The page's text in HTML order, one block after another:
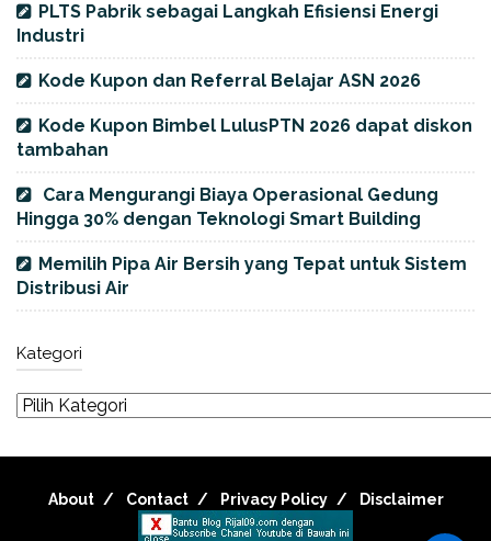
PLTS Pabrik sebagai Langkah Efisiensi Energi
Industri
Kode Kupon dan Referral Belajar ASN 2026
Kode Kupon Bimbel LulusPTN 2026 dapat diskon
tambahan
Cara Mengurangi Biaya Operasional Gedung
Hingga 30% dengan Teknologi Smart Building
Memilih Pipa Air Bersih yang Tepat untuk Sistem
Distribusi Air
Kategori
About Contact Privacy Policy Disclaimer